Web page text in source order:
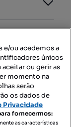
e/ou acedemos a
únicos
ou gerir as
momento na
serão
os dados de
Privacidade
fornecermos:
as características